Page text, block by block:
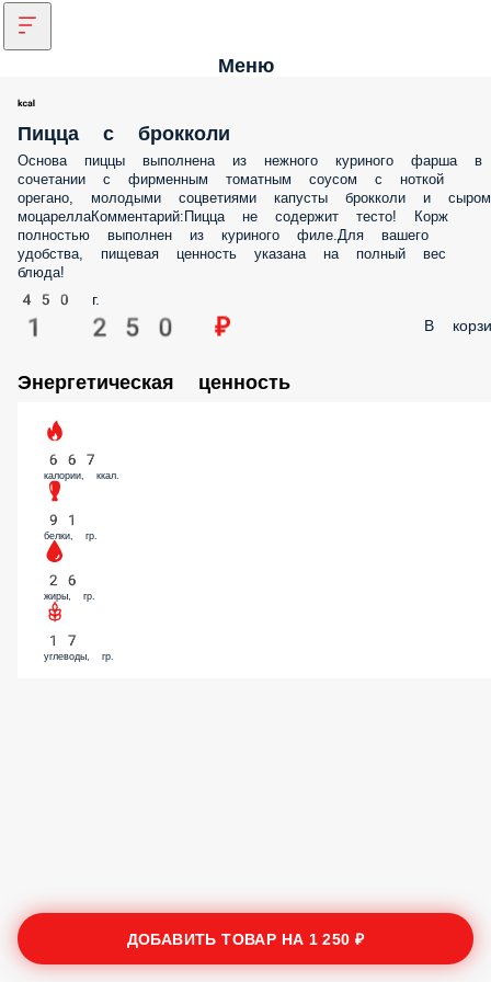
Меню
Пицца с брокколи
Основа пиццы выполнена из нежного куриного фарша в
сочетании с фирменным томатным соусом с ноткой
орегано, молодыми соцветиями капусты брокколи и сыром
моцареллаКомментарий:Пицца не содержит тесто! Корж
полностью выполнен из куриного филе.Для вашего
удобства, пищевая ценность указана на полный вес
блюда!
450 г.
1 250 ₽ В
Энергетическая ценность
667
калории, ккал.
91
белки, гр.
26
жиры, гр.
17
углеводы, гр.
ДОБАВИТЬ ТОВАР НА 1 250 ₽